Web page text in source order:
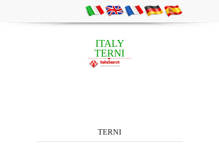
ITALY
TERNI
TERNI